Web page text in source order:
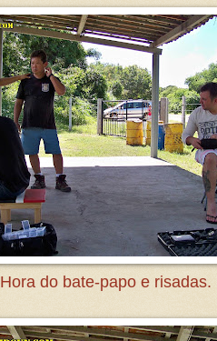
Hora do bate-papo e risadas.